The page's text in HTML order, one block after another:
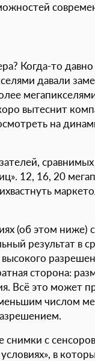
Когда-то
давали
вытеснит
на
12, 16, 20
(об этом ниже)
результат в
сторона:
Всё это может
числом
снимки с
в